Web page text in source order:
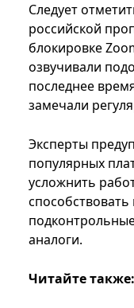
Следует
российской
блокировке
озвучивали
последнее
замечали
Эксперты
популярных
усложнить
аналоги.
Читайте также: